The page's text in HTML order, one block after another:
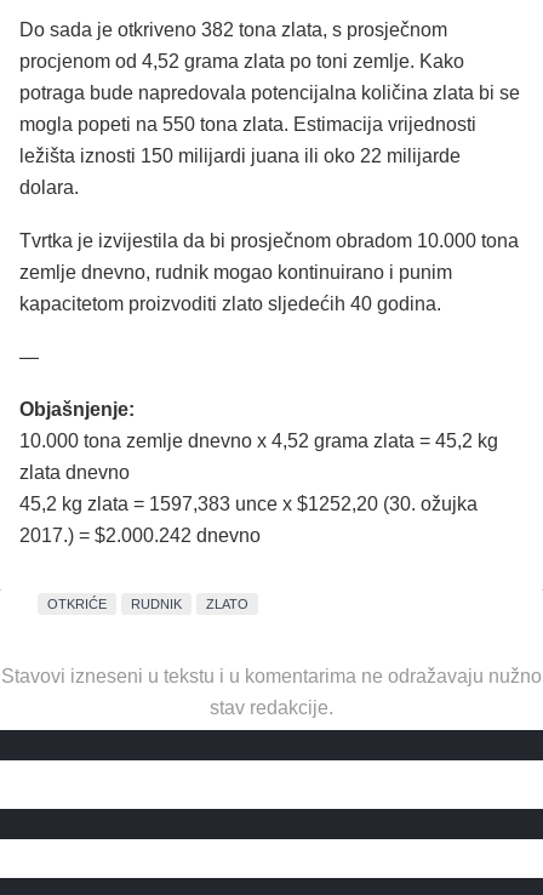
Do sada je otkriveno 382 tona zlata, s prosječnom
procjenom od 4,52 grama zlata po toni zemlje. Kako
potraga bude napredovala potencijalna količina zlata bi se
mogla popeti na 550 tona zlata. Estimacija vrijednosti
ležišta iznosti 150 milijardi juana ili oko 22 milijarde
dolara.
Tvrtka je izvijestila da bi prosječnom obradom 10.000 tona
zemlje dnevno, rudnik mogao kontinuirano i punim
kapacitetom proizvoditi zlato sljedećih 40 godina.
—
Objašnjenje:
10.000 tona zemlje dnevno x 4,52 grama zlata = 45,2 kg
zlata dnevno
45,2 kg zlata = 1597,383 unce x $1252,20 (30. ožujka
2017.) = $2.000.242 dnevno
OTKRIĆE RUDNIK ZLATO
Stavovi izneseni u tekstu i u komentarima ne odražavaju nužno
stav redakcije.